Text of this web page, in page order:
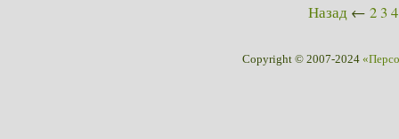
Назад ← 2 3 4
Copyright © 2007-2024